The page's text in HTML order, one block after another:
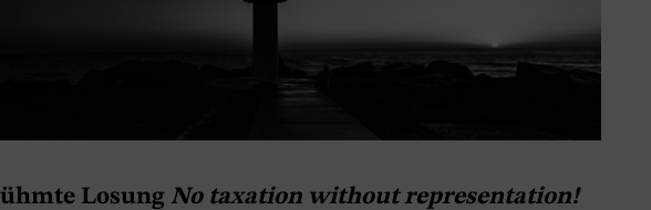
Losung No taxation without representation!